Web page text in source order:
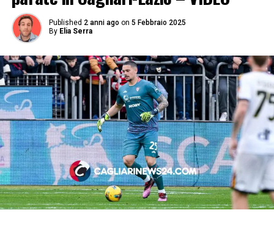
Published 2 anni ago on 5 Febbraio 2025
By Elia Serra